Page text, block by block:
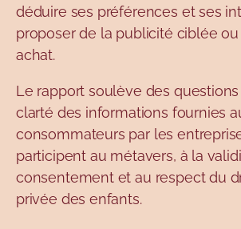
déduire ses préférences et ses
proposer de la publicité ciblée
achat.
Le rapport soulève des
clarté des informations fournies
consommateurs par les
participent au métavers, à la
consentement et au respect du
privée des enfants.